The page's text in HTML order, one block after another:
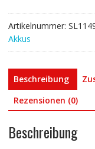
Menge
Artikelnummer:
Akkus
Beschreibung
Rezensionen (0)
Beschreibung